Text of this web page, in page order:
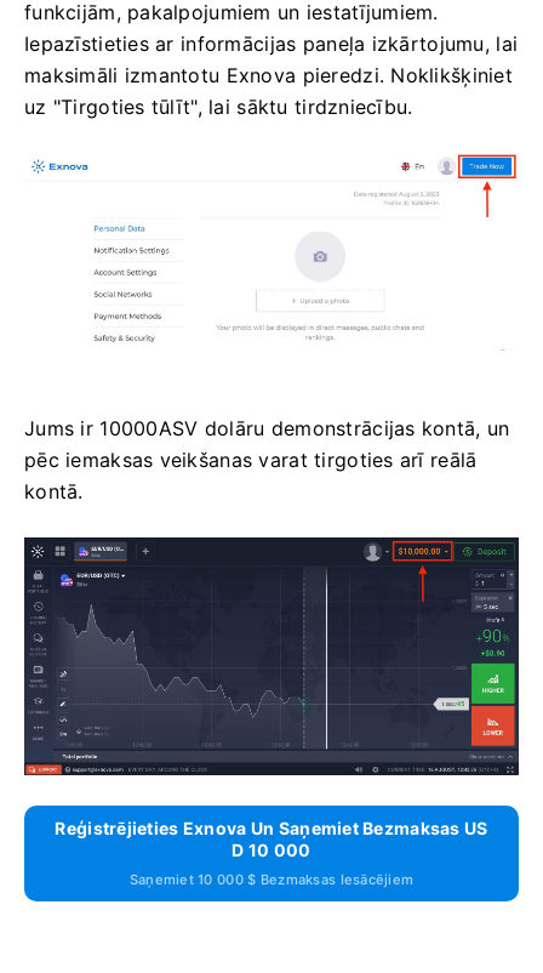
funkcijām, pakalpojumiem un iestatījumiem.
Iepazīstieties ar informācijas paneļa izkārtojumu, lai
maksimāli izmantotu Exnova pieredzi. Noklikšķiniet
uz "Tirgoties tūlīt", lai sāktu tirdzniecību.
Jums ir 10000ASV dolāru demonstrācijas kontā, un
pēc iemaksas veikšanas varat tirgoties arī reālā
kontā.
Reģistrējieties Exnova Un Saņemiet Bezmaksas US
D 10 000
Saņemiet 10 000 $ Bezmaksas Iesācējiem